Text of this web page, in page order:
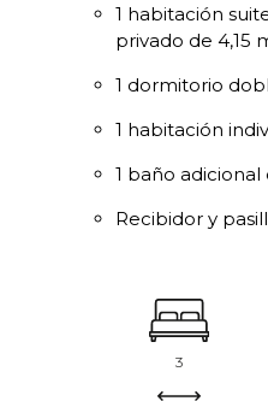
1 habitación
privado de 4,15
1 dormitorio
1 habitación
1 baño adicional
Recibidor y
3